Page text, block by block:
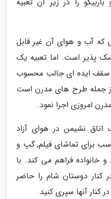
که آب و هوای آن غیر قابل
پذیر است. اما تعبیه یک
سقف ایده ای جالب محسوب
جمله طرح های مدرن است
امروزی اجرا نمود.
نشیمن در هوای آزاد
برای تماشای فیلم, گپ و
فراهم می کند. با
کنار دوستان شام را حاضر
کنار آنها سپری کنید.